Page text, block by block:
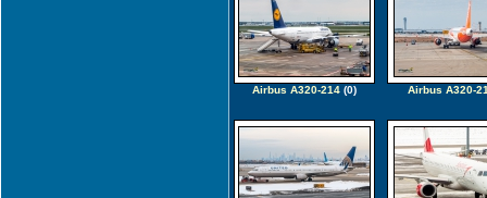
Airbus A320-214 (0) Airbus A320-